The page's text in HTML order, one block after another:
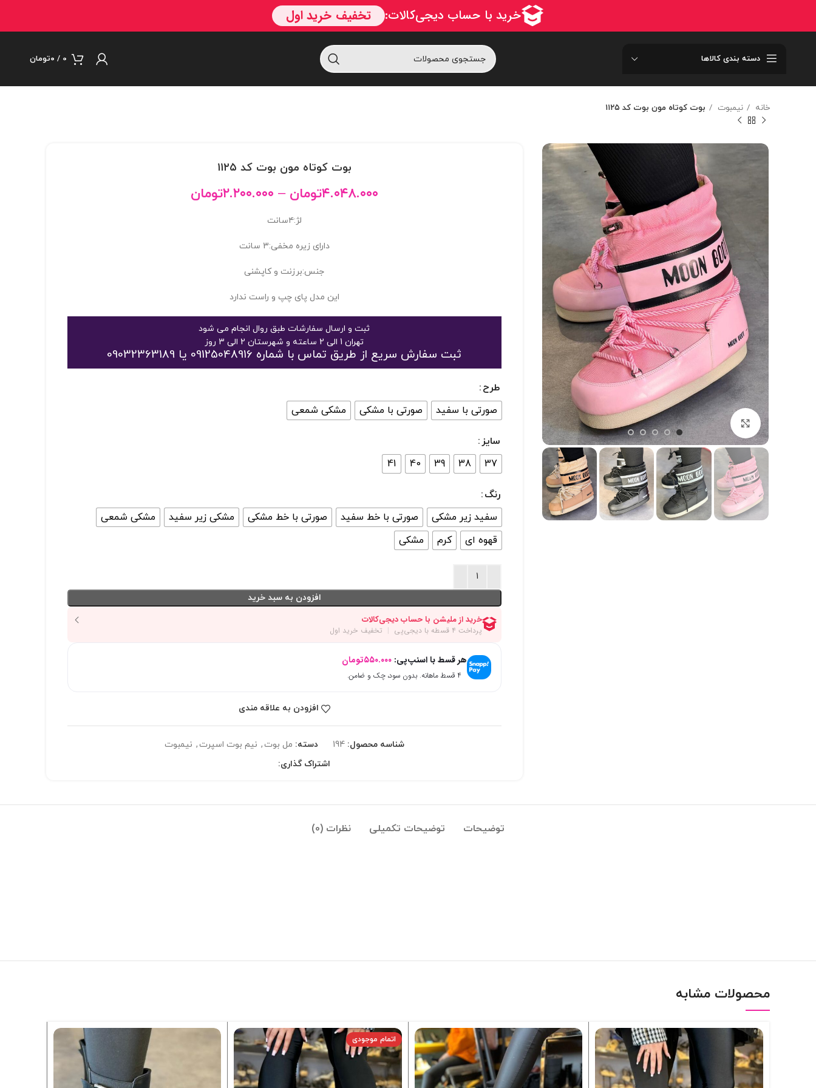
دسته بندی کالاها 0
/ ۰تومان
خانه نیمبوت بوت کوتاه مون بوت کد ۱۱۲۵
بزرگنمایی تصویر
بوت کوتاه مون بوت کد ۱۱۲۵
۴.۰۴۸.۰۰۰تومان – ۲.۲۰۰.۰۰۰تومان
لژ:۴سانت
دارای زیره مخفی:3 سانت
جنس:برزنت و کاپشنی
این مدل پای چپ و راست ندارد
ثبت و ارسال سفارشات طبق روال انجام می شود
تهران 1 الی 2 ساعته و شهرستان 2 الی 3 روز
ثبت سفارش سریع از طریق تماس با شماره 09125048916 یا 09032363189
طرح
صورتی با سفید
صورتی با مشکی مشکی شمعی
سایز
37
38
39
40
41
رنگ
سفید زیر مشکی
صورتی با خط سفید صورتی با خط مشکی مشکی زیر سفید
مشکی شمعی
قهوه ای
کرم مشکی
افزودن به سبد خرید
هر قسط با اسنپ‌پی:۵۵۰.۰۰۰تومان
۴ قسط ماهانه. بدون سود، چک و ضامن.
افزودن به علاقه مندی
شناسه محصول:194 دسته: مل بوت , نیم بوت اسپرت , نیمبوت
اشتراک گذاری:
توضیحات توضیحات تکمیلی نظرات (0)
محصولات مشابه
اتمام موجودی